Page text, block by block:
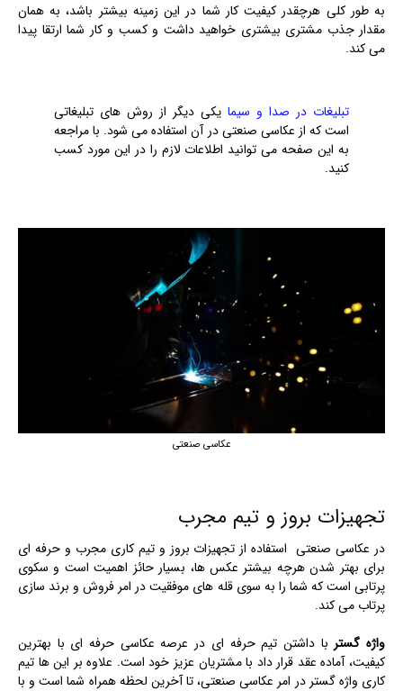
به طور کلی هرچقدر کیفیت کار شما در این زمینه بیشتر باشد، به همان
مقدار جذب مشتری بیشتری خواهید داشت و کسب و کار شما ارتقا پیدا
می کند.
تبلیغات در صدا و سیما یکی دیگر از روش های تبلیغاتی
است که از عکاسی صنعتی در آن استفاده می شود. با مراجعه
به این صفحه می توانید اطلاعات لازم را در این مورد کسب
کنید.
عکاسی صنعتی
تجهیزات بروز و تیم مجرب
در عکاسی صنعتی استفاده از تجهیزات بروز و تیم کاری مجرب و حرفه ای
برای بهتر شدن هرچه بیشتر عکس ها، بسیار حائز اهمیت است و سکوی
پرتابی است که شما را به سوی قله های موفقیت در امر فروش و برند سازی
پرتاب می کند.
واژه گستر با داشتن تیم حرفه ای در عرصه عکاسی حرفه ای با بهترین
کیفیت، آماده عقد قرار داد با مشتریان عزیز خود است. علاوه بر این ها تیم
کاری واژه گستر در امر عکاسی صنعتی، تا آخرین لحظه همراه شما است و با